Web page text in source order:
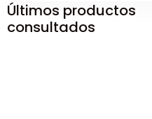
Últimos productos
consultados